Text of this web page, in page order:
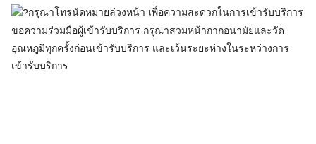
กรุณาโทรนัดหมายล่วงหน้า เพื่อความสะดวกในการเข้ารับบริการ
ขอความร่วมมือผู้เข้ารับบริการ กรุณาสวมหน้ากากอนามัยและวัด
อุณหภูมิทุกครั้งก่อนเข้ารับบริการ และเว้นระยะห่างในระหว่างการ
เข้ารับบริการ